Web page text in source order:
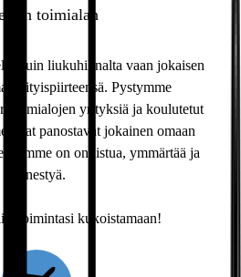
toimialan
kuin liukuhihnalta vaan jokaisen
erityispiirteensä. Pystymme
toimialojen yrityksiä ja koulutetut
ovat panostavat jokainen omaan
on onnistua, ymmärtää ja
menestyä.
kukoistamaan!